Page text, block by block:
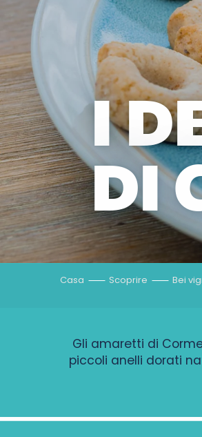
I
DI
Casa Scoprire Bei
Gli amaretti di
piccoli anelli dorati